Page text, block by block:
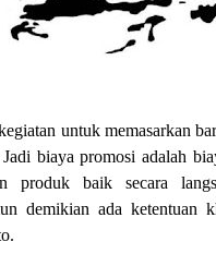
untuk memasarkan
biaya promosi adalah
produk baik secara
demikian ada ketentuan